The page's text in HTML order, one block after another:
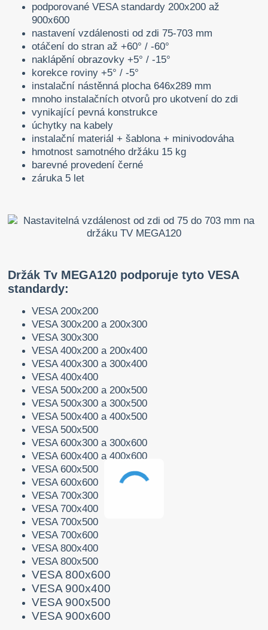
podporované VESA standardy 200x200 až
900x600
nastavení vzdálenosti od zdi 75-703 mm
otáčení do stran až +60° / -60°
naklápění obrazovky +5° / -15°
korekce roviny +5° / -5°
instalační nástěnná plocha 646x289 mm
mnoho instalačních otvorů pro ukotvení do zdi
vynikající pevná konstrukce
úchytky na kabely
instalační materiál + šablona + minivodováha
hmotnost samotného držáku 15 kg
barevné provedení černé
záruka 5 let
Držák Tv MEGA120 podporuje tyto VESA
standardy:
VESA 200x200
VESA 300x200 a 200x300
VESA 300x300
VESA 400x200 a 200x400
VESA 400x300 a 300x400
VESA 400x400
VESA 500x200 a 200x500
VESA 500x300 a 300x500
VESA 500x400 a 400x500
VESA 500x500
VESA 600x300 a 300x600
VESA 600x400 a 400x600
VESA 600x500
VESA 600x600
VESA 700x300
VESA 700x400
VESA 700x500
VESA 700x600
VESA 800x400
VESA 800x500
VESA 800x600
VESA 900x400
VESA 900x500
VESA 900x600